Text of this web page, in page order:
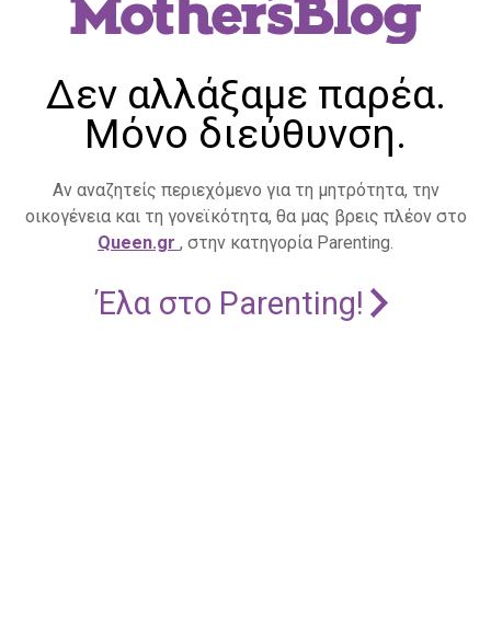
Δεν αλλάξαμε παρέα.
Μόνο διεύθυνση.
Αν αναζητείς περιεχόμενο για τη μητρότητα, την
οικογένεια και τη γονεϊκότητα, θα μας βρεις πλέον στο
Queen.gr , στην κατηγορία Parenting.
Έλα στο Parenting!